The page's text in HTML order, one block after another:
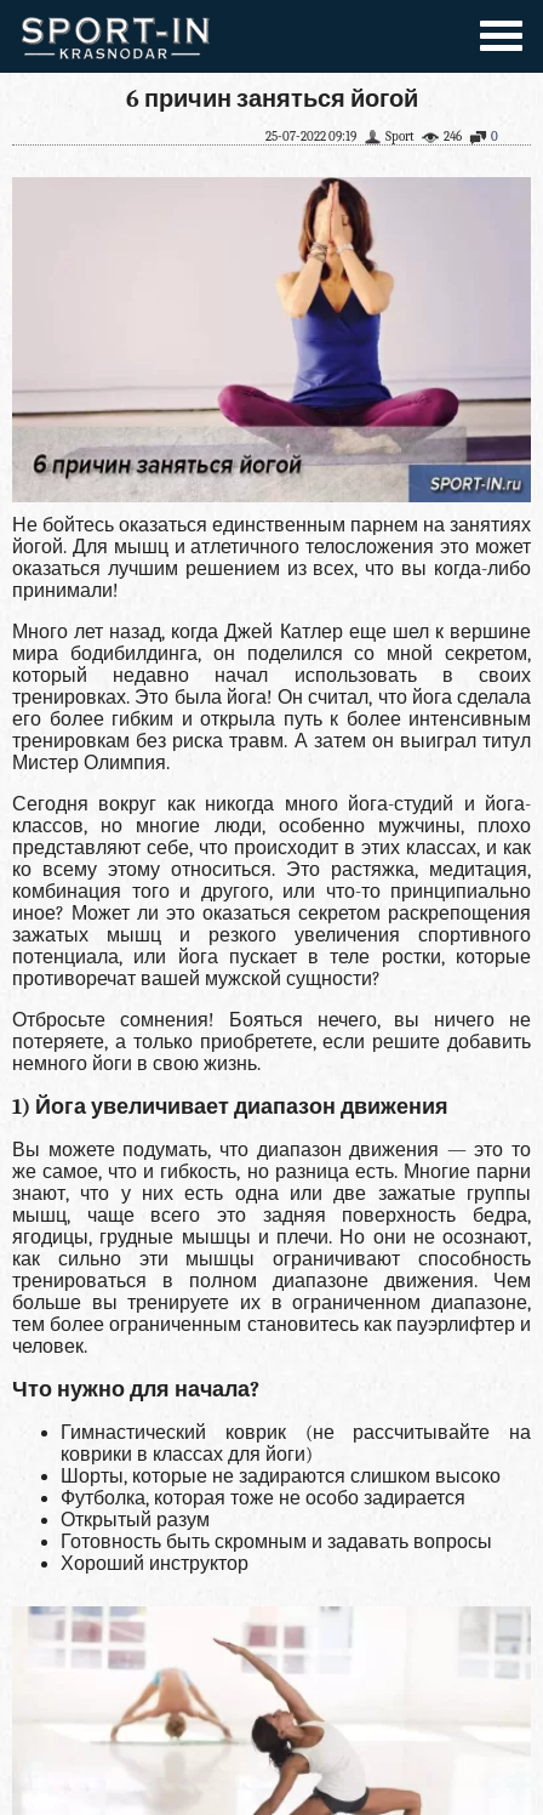
6 причин заняться йогой
0
246
Sport
25-07-2022 09:19
Не бойтесь оказаться единственным парнем на занятиях
йогой. Для мышц и атлетичного телосложения это может
оказаться лучшим решением из всех, что вы когда-либо
принимали!
Много лет назад, когда Джей Катлер еще шел к вершине
мира бодибилдинга, он поделился со мной секретом,
который недавно начал использовать в своих
тренировках. Это была йога! Он считал, что йога сделала
его более гибким и открыла путь к более интенсивным
тренировкам без риска травм. А затем он выиграл титул
Мистер Олимпия.
Сегодня вокруг как никогда много йога-студий и йога-
классов, но многие люди, особенно мужчины, плохо
представляют себе, что происходит в этих классах, и как
ко всему этому относиться. Это растяжка, медитация,
комбинация того и другого, или что-то принципиально
иное? Может ли это оказаться секретом раскрепощения
зажатых мышц и резкого увеличения спортивного
потенциала, или йога пускает в теле ростки, которые
противоречат вашей мужской сущности?
Отбросьте сомнения! Бояться нечего, вы ничего не
потеряете, а только приобретете, если решите добавить
немного йоги в свою жизнь.
1) Йога увеличивает диапазон движения
Вы можете подумать, что диапазон движения — это то
же самое, что и гибкость, но разница есть. Многие парни
знают, что у них есть одна или две зажатые группы
мышц, чаще всего это задняя поверхность бедра,
ягодицы, грудные мышцы и плечи. Но они не осознают,
как сильно эти мышцы ограничивают способность
тренироваться в полном диапазоне движения. Чем
больше вы тренируете их в ограниченном диапазоне,
тем более ограниченным становитесь как пауэрлифтер и
человек.
Что нужно для начала?
Гимнастический коврик (не рассчитывайте на
коврики в классах для йоги)
Шорты, которые не задираются слишком высоко
Футболка, которая тоже не особо задирается
Открытый разум
Готовность быть скромным и задавать вопросы
Хороший инструктор